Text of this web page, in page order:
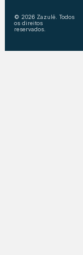
© 2026 Zazulê. Todos
os direitos
reservados.